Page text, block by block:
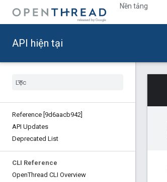
Nền tảng
API hiện tại
Reference [9d6aacb942]
API Updates
Deprecated List
CLI Reference
OpenThread CLI Overview